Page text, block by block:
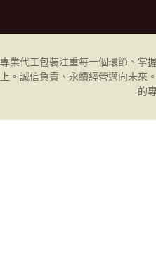
專業代工包裝注重每一個環節、掌
上。誠信負責、永續經營邁向未來。
的